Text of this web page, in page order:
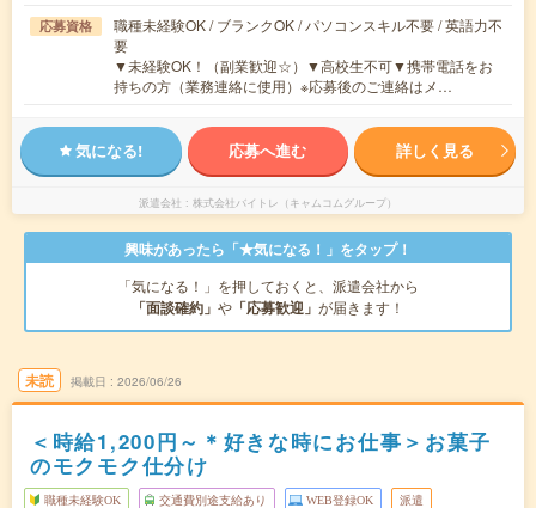
応募資格
職種未経験OK / ブランクOK / パソコンスキル不要 / 英語力不
要
▼未経験OK！（副業歓迎☆）▼高校生不可▼携帯電話をお
持ちの方（業務連絡に使用）※応募後のご連絡はメ…
気になる! 応募へ進む 詳しく見る
派遣会社 株式会社バイトレ（キャムコムグループ）
興味があったら「★気になる！」をタップ！
「気になる！」を押しておくと、派遣会社から
「面談確約」 や 「応募歓迎」 が届きます！
未読 掲載日 2026/06/26
＜時給1,200円～＊好きな時にお仕事＞お菓子
のモクモク仕分け
職種未経験OK 交通費別途支給あり WEB登録OK 派遣